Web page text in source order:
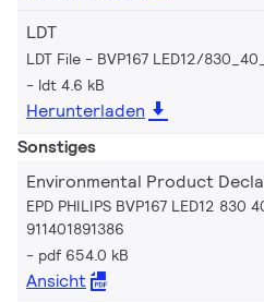
LDT
LDT File - BVP167 LED12/
ldt 4.6 kB
Herunterladen
Sonstiges
Environmental Product
EPD PHILIPS BVP167 LED12 830
911401891386
pdf 654.0 kB
Ansicht